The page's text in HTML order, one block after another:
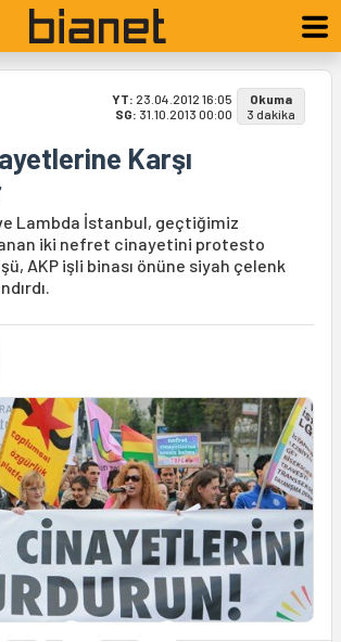
YT: 23.04.2012 16:05
SG: 31.10.2013 00:00
Okuma
3 dakika
Karşı
Lambda İstanbul, geçtiğimiz
iki nefret cinayetini protesto
AKP işli binası önüne siyah çelenk